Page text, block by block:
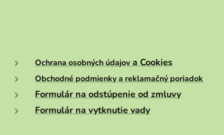
Ochrana osobných údajov a Cookies
Obchodné podmienky a reklamačný poriadok
Formulár na odstúpenie od zmluvy
Formulár na vytknutie vady